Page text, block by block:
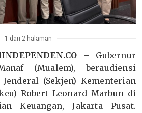
1 dari 2 halaman
– Gubernur
(Mualem), beraudiensi
(Sekjen) Kementerian
Robert Leonard Marbun di
Keuangan, Jakarta Pusat.